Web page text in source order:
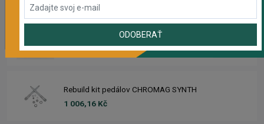
Sedlo CHROMAG TRAILMASTER DT V2
2 223,62 Kč
Rebuild kit pedálov CHROMAG SYNTH
1 006,16 Kč
ODOBERAŤ